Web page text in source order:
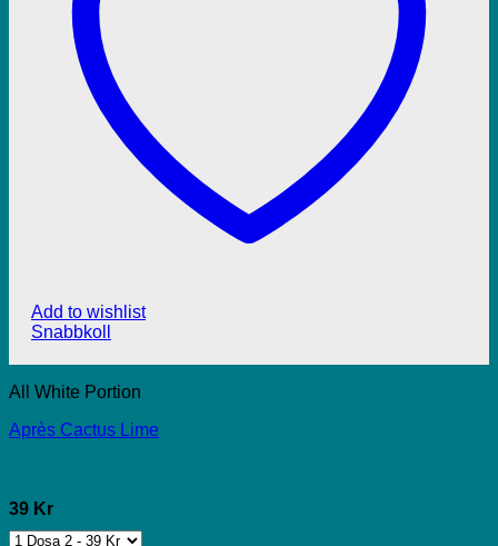
Add to wishlist
Snabbkoll
All White Portion
Après Cactus Lime
39 Kr